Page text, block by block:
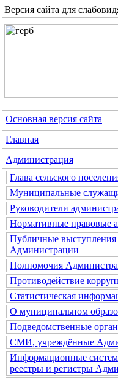
Версия сайта для
Основная версия сайта
Главная
Администрация
Глава сельского
Муниципальные
Руководители
Нормативные правовые
Публичные выступления
Администрации
Полномочия
Противодействие
Статистическая
О муниципальном
Подведомственные
СМИ, учреждённые
Информационные
реестры и регистры